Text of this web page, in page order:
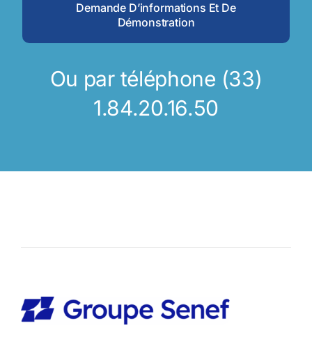
Demande D’informations Et De
Démonstration
Ou par téléphone (33)
1.84.20.16.50